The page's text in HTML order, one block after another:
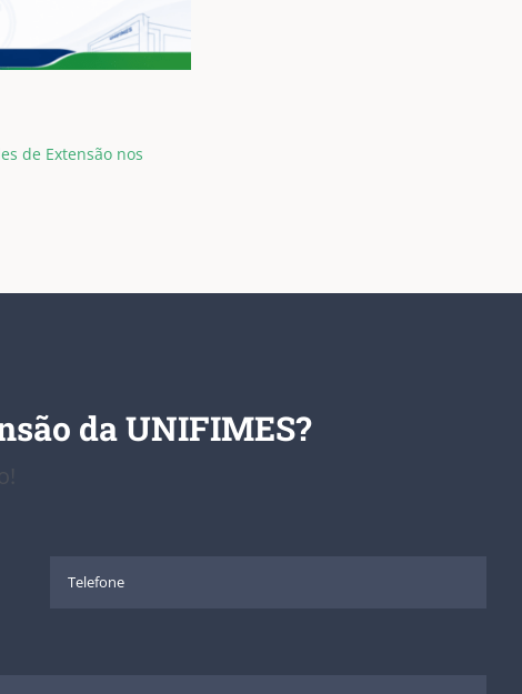
de Extensão nos
da UNIFIMES?